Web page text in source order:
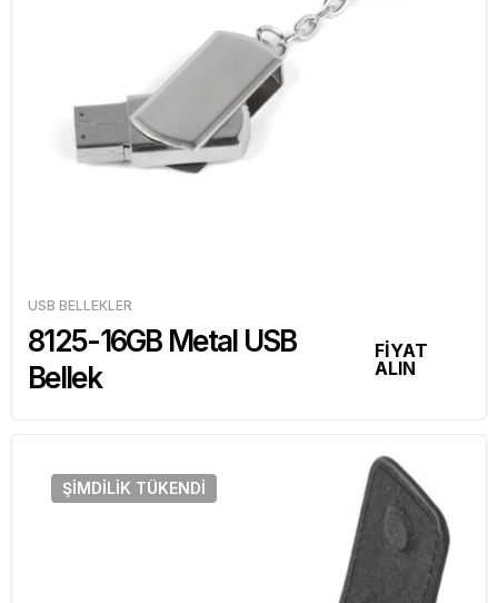
USB BELLEKLER
8125-16GB Metal USB
Bellek
FİYAT
ALIN
ŞIMDILIK TÜKENDI